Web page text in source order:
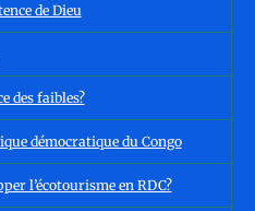
de Dieu
des faibles?
démocratique du Congo
l’écotourisme en RDC?